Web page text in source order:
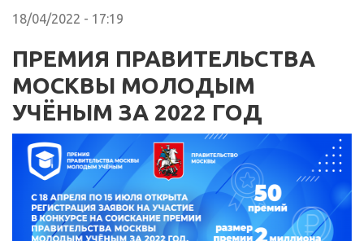
18/04/2022 - 17:19
ПРЕМИЯ ПРАВИТЕЛЬСТВА
МОСКВЫ МОЛОДЫМ
УЧЁНЫМ ЗА 2022 ГОД